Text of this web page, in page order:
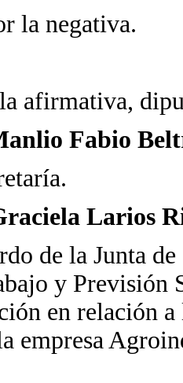
la negativa.
afirmativa,
Fabio
Larios
de la Junta
y Previsión
en relación a
empresa